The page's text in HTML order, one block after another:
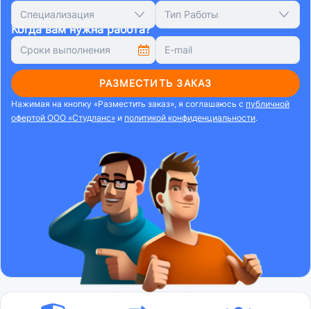
Специализация Тип Работы
Когда вам нужна работа?
РАЗМЕСТИТЬ ЗАКАЗ
Нажимая на кнопку «Разместить заказ», я соглашаюсь с публичной
офертой ООО «Студланс» и политикой конфиденциальности.